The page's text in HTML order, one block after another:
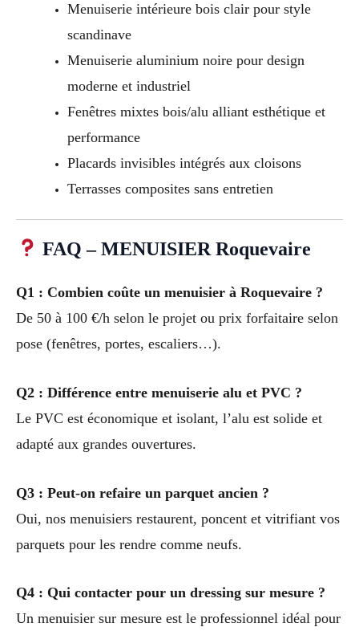
Menuiserie intérieure bois clair pour style
scandinave
Menuiserie aluminium noire pour design
moderne et industriel
Fenêtres mixtes bois/alu alliant esthétique et
performance
Placards invisibles intégrés aux cloisons
Terrasses composites sans entretien
FAQ – MENUISIER Roquevaire
Q1 : Combien coûte un menuisier à Roquevaire ?
De 50 à 100 €/h selon le projet ou prix forfaitaire selon
pose (fenêtres, portes, escaliers…).
Q2 : Différence entre menuiserie alu et PVC ?
Le PVC est économique et isolant, l’alu est solide et
adapté aux grandes ouvertures.
Q3 : Peut-on refaire un parquet ancien ?
Oui, nos menuisiers restaurent, poncent et vitrifiant vos
parquets pour les rendre comme neufs.
Q4 : Qui contacter pour un dressing sur mesure ?
Un menuisier sur mesure est le professionnel idéal pour